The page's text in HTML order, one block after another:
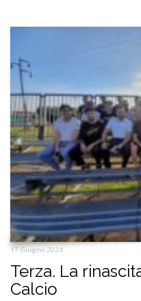
17 Giugno 2024
Terza. La
Calcio